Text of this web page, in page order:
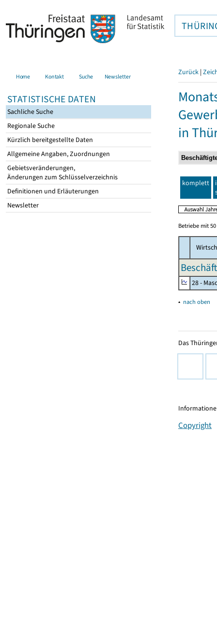
Home Kontakt Suche Newsletter
STATISTISCHE DATEN
Sachliche Suche
Regionale Suche
Kürzlich bereitgestellte Daten
Allgemeine Angaben, Zuordnungen
Gebietsveränderungen,
Änderungen zum Schlüsselverzeichnis
Definitionen und Erläuterungen
Newsletter
Zurück |
in
komplett
Betriebe mit
28 -
▴ nach oben
Das
Copyright